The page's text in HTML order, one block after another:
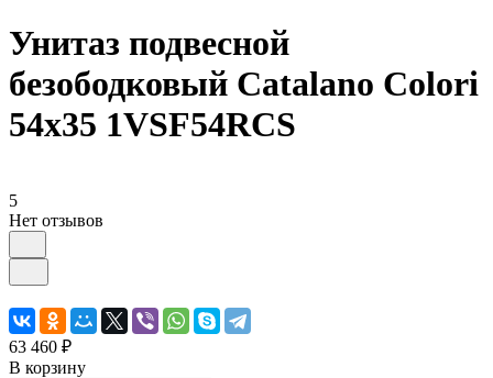
Унитаз подвесной
безободковый Catalano Colori
54x35 1VSF54RCS
5
Нет отзывов
63 460 ₽
В корзину